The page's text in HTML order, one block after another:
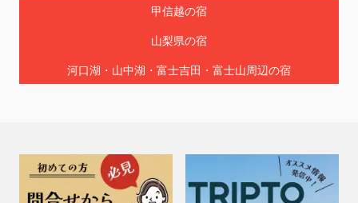
甲信越の宿
山梨県の宿
河口湖・山中湖・富士吉田・富士山周辺の宿